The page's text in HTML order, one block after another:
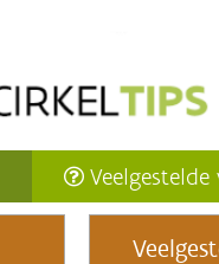
Veelgestelde